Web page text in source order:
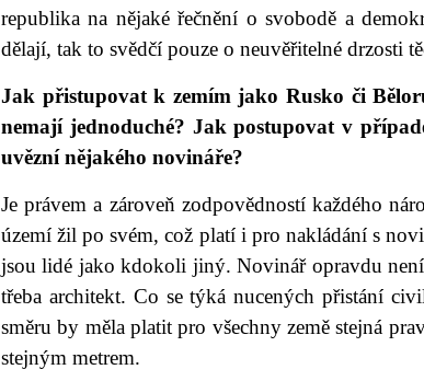
republika na nějaké řečnění o svobodě a
dělají, tak to svědčí pouze o neuvěřitelné drzosti
Jak přistupovat k zemím jako Rusko či
nemají jednoduché? Jak postupovat v
uvězní nějakého novináře?
Je právem a zároveň zodpovědností každého
území žil po svém, což platí i pro nakládání s
jsou lidé jako kdokoli jiný. Novinář opravdu
třeba architekt. Co se týká nucených přistání
směru by měla platit pro všechny země stejná
stejným metrem.